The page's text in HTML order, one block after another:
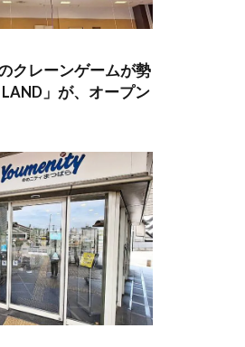
クレーンゲームが勢
LAND」が、オープン